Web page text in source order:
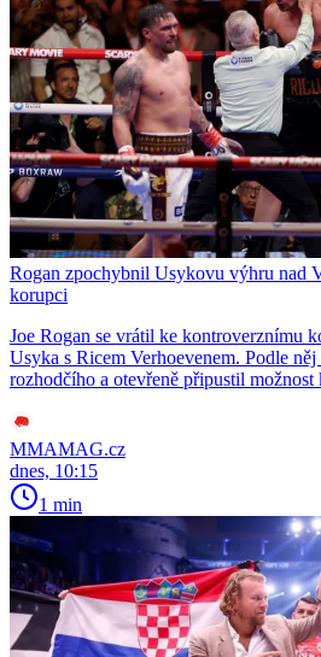
Rogan zpochybnil Usykovu výhru nad
korupci
Joe Rogan se vrátil ke kontroverznímu
Usyka s Ricem Verhoevenem. Podle
rozhodčího a otevřeně připustil možnost
MMAMAG.cz
dnes, 10:15
1 min